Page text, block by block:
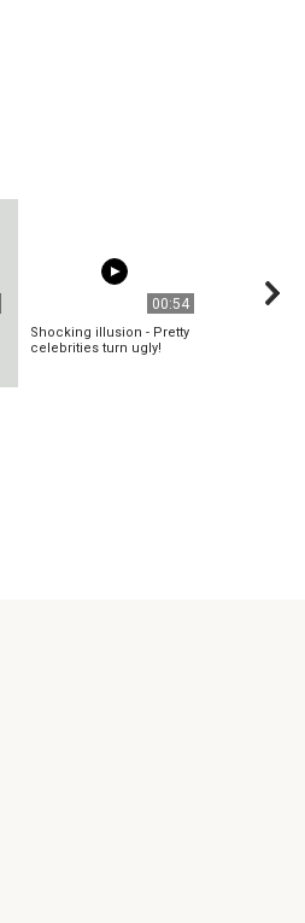
00:54
Shocking illusion - Pretty
celebrities turn ugly!